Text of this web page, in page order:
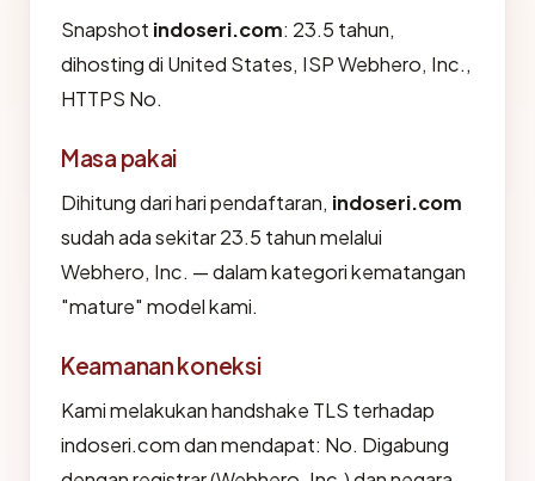
Snapshot indoseri.com: 23.5 tahun,
dihosting di United States, ISP Webhero, Inc.,
HTTPS No.
Masa pakai
Dihitung dari hari pendaftaran, indoseri.com
sudah ada sekitar 23.5 tahun melalui
Webhero, Inc. — dalam kategori kematangan
"mature" model kami.
Keamanan koneksi
Kami melakukan handshake TLS terhadap
indoseri.com dan mendapat: No. Digabung